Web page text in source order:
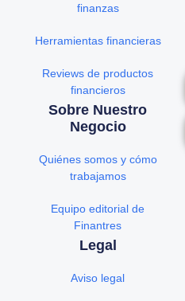
finanzas
Herramientas financieras
Reviews de productos
financieros
Sobre Nuestro
Negocio
Quiénes somos y cómo
trabajamos
Equipo editorial de
Finantres
Legal
Aviso legal